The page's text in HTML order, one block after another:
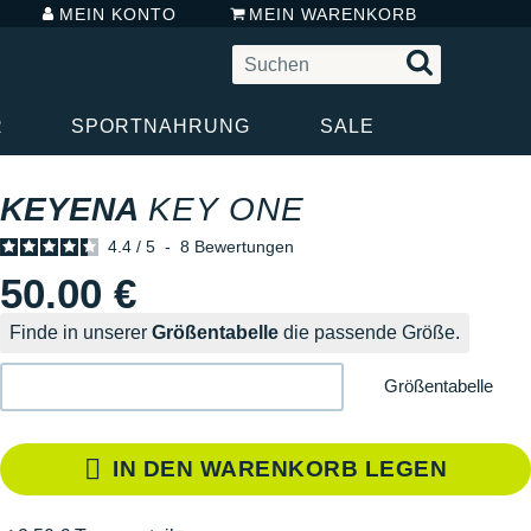
MEIN KONTO MEIN WARENKORB
SPORTNAHRUNG SALE
KEYENA KEY ONE
4.4 / 5 - 8 Bewertungen
50.00 €
Finde in unserer Größentabelle die passende Größe.
Größentabelle
IN DEN WARENKORB LEGEN